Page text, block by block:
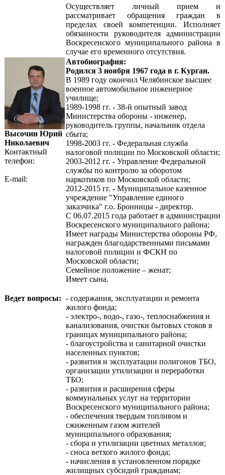
Осуществляет личный прием и
рассматривает обращения граждан в
пределах своей компетенции. Исполняет
обязанности руководителя администрации
Воскресенского муниципального района в
случае его временного отсутствия.
Высочин Юрий
Николаевич
Контактный
телефон:
E-mail:
Автобиография:
Родился 3 ноября 1967 года в г. Курган.
В 1989 году окончил Челябинское высшее
военное автомобильное инженерное
училище;
1989-1998 гг. - 38-й опытный завод
Министерства обороны - инженер,
руководитель группы, начальник отдела
сбыта;
1998-2003 гг. - Федеральная служба
налоговой полиции по Московской области;
2003-2012 гг. - Управление Федеральной
службы по контролю за оборотом
наркотиков по Московской области;
2012-2015 гг. - Муниципальное казенное
учреждение "Управление единого
заказчика" г.о. Бронницы - директор.
С 06.07.2015 года работает в администрации
Воскресенского муниципального района;
Имеет награды Министерства обороны РФ,
награжден благодарственными письмами
налоговой полиции и ФСКН по
Московской области;
Семейное положение – женат;
Имеет сына.
Ведет вопросы: - содержания, эксплуатации и ремонта
жилого фонда;
- электро-, водо-, газо-, теплоснабжения и
канализования, очистки бытовых стоков в
границах муниципального района;
- благоустройства и санитарной очистки
населенных пунктов;
- развития и эксплуатации полигонов ТБО,
организации утилизации и переработки
ТБО;
- развития и расширения сферы
коммунальных услуг на территории
Воскресенского муниципального района;
- обеспечения твердым топливом и
сжиженным газом жителей
муниципального образования;
- сбора и утилизации цветных металлов;
- сноса ветхого жилого фонда;
- начисления в установленном порядке
жилищных субсидий гражданам;